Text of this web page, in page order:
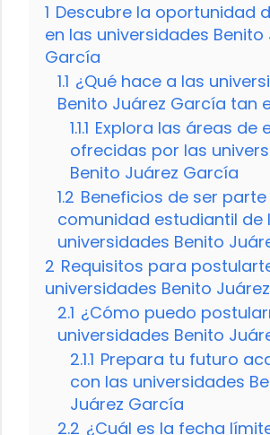
1 Descubre la oportunidad
en las universidades Benito
García
1.1 ¿Qué hace a las
Benito Juárez García tan
1.1.1 Explora las áreas de
ofrecidas por las
Benito Juárez García
1.2 Beneficios de ser
comunidad estudiantil de
universidades Benito
2 Requisitos para
universidades Benito
2.1 ¿Cómo puedo
universidades Benito
2.1.1 Prepara tu futuro
con las universidades
Juárez García
2.2 ¿Cuál es la fecha